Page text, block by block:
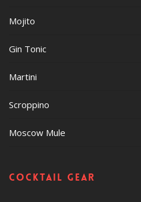
Mojito
Gin Tonic
Martini
Scroppino
Moscow Mule
Cocktail gear